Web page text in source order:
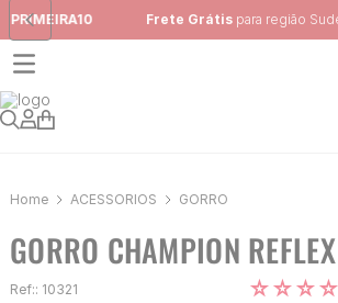
Frete Grátis para região Sudeste em pedidos
ACESSÓRIOS GORRO
GORRO CHAMPION REFLEX
Ref:: 10321 ☆☆☆☆